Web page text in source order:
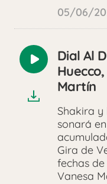
05/06/
Reproducir
audio
Dial Al
Martín
Shakira y
sonará
Gira de
fechas
Vanesa